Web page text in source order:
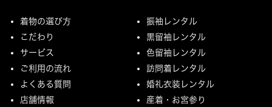
着物の選び方
こだわり
サービス
ご利用の流れ
よくある質問
店舗情報
振袖レンタル
黒留袖レンタル
色留袖レンタル
訪問着レンタル
婚礼衣装レンタル
産着・お宮参り